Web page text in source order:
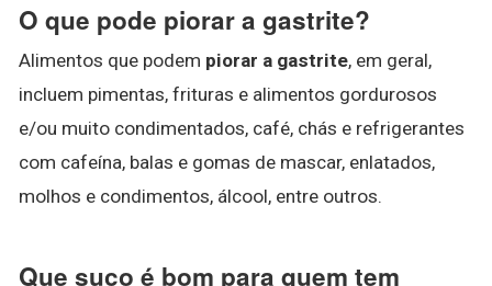
O que pode piorar a gastrite?
Alimentos que podem piorar a gastrite, em geral,
incluem pimentas, frituras e alimentos gordurosos
e/ou muito condimentados, café, chás e refrigerantes
com cafeína, balas e gomas de mascar, enlatados,
molhos e condimentos, álcool, entre outros.
Que suco é bom para quem tem